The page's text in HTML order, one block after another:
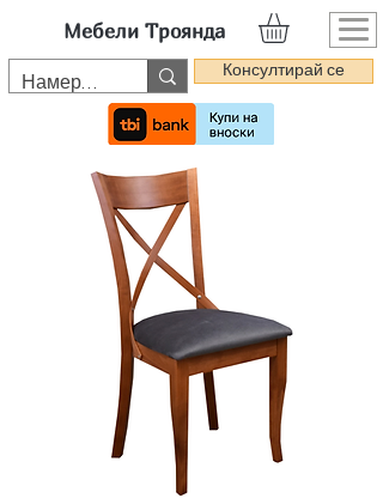
Мебели Троянда
Консултирай се